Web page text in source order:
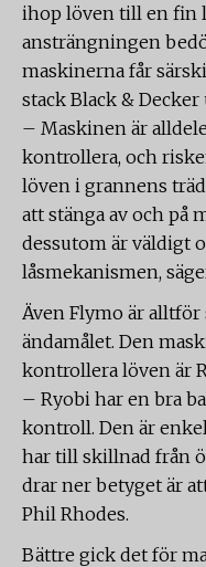
ihop löven till en fin
ansträngningen
maskinerna får
stack Black &
– Maskinen är
kontrollera, och
löven i grannens
att stänga av och på
dessutom är väldigt
låsmekanismen,
Även Flymo är
ändamålet. Den
kontrollera löven är
– Ryobi har en bra
kontroll. Den är
har till skillnad från
drar ner betyget är
Phil Rhodes.
Bättre gick det för